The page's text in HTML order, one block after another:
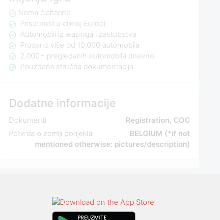
Nema članarine
Prisutnost u cijeloj Europi
Automobili iz leasinga i zastupstva
Prodano više od 10,000 automobila
2,000+ pregledanih automobila dnevno
Pouzdana stručna dokumentacija
Dodatne informacije
Dokumenti
Registration, COC
Potvrda o zemlji porijekla
BELGIUM (*if not
mentioned otherwise: pictures/description)